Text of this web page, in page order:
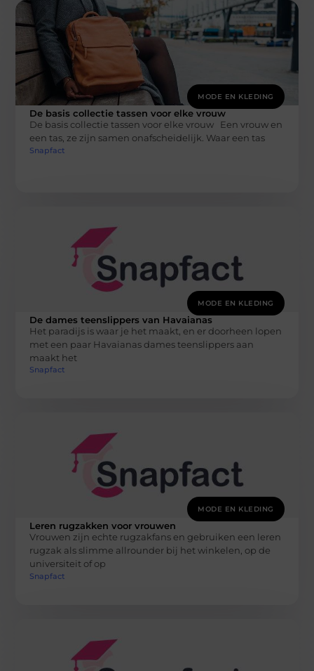
MODE EN KLEDING
De basis collectie tassen voor elke vrouw
De basis collectie tassen voor elke vrouw Een vrouw en
een tas, ze zijn samen onafscheidelijk. Waar een tas
Snapfact
MODE EN KLEDING
De dames teenslippers van Havaianas
Het paradijs is waar je het maakt, en er doorheen lopen
met een paar Havaianas dames teenslippers aan
maakt het
Snapfact
MODE EN KLEDING
Leren rugzakken voor vrouwen
Vrouwen zijn echte rugzakfans en gebruiken een leren
rugzak als slimme allrounder bij het winkelen, op de
universiteit of op
Snapfact